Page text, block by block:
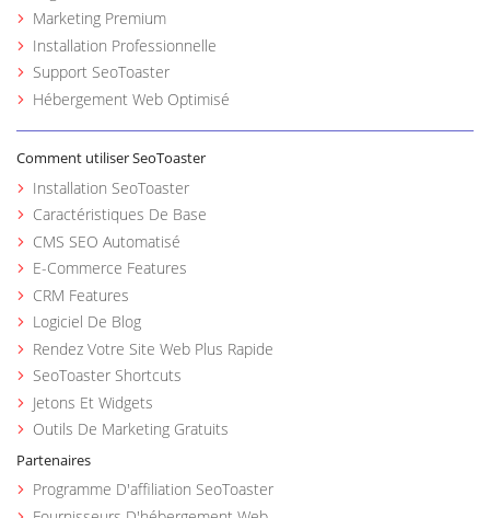
Marketing Premium
Installation Professionnelle
Support SeoToaster
Hébergement Web Optimisé
Comment utiliser SeoToaster
Installation SeoToaster
Caractéristiques De Base
CMS SEO Automatisé
E-Commerce Features
CRM Features
Logiciel De Blog
Rendez Votre Site Web Plus Rapide
SeoToaster Shortcuts
Jetons Et Widgets
Outils De Marketing Gratuits
Partenaires
Programme D'affiliation SeoToaster